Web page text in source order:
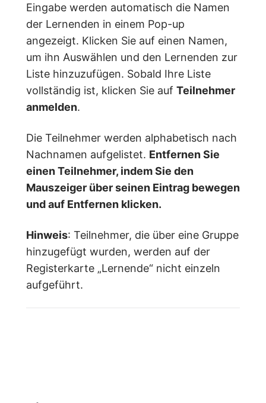
Eingabe werden automatisch die Namen
der Lernenden in einem Pop-up
angezeigt. Klicken Sie auf einen Namen,
um ihn Auswählen und den Lernenden zur
Liste hinzuzufügen. Sobald Ihre Liste
vollständig ist, klicken Sie auf Teilnehmer
anmelden.
Die Teilnehmer werden alphabetisch nach
Nachnamen aufgelistet. Entfernen Sie
einen Teilnehmer, indem Sie den
Mauszeiger über seinen Eintrag bewegen
und auf Entfernen klicken.
Hinweis: Teilnehmer, die über eine Gruppe
hinzugefügt wurden, werden auf der
Registerkarte „Lernende“ nicht einzeln
aufgeführt.